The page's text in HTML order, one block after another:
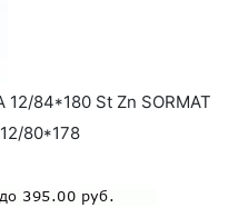
84*180 St Zn SORMAT
80*178